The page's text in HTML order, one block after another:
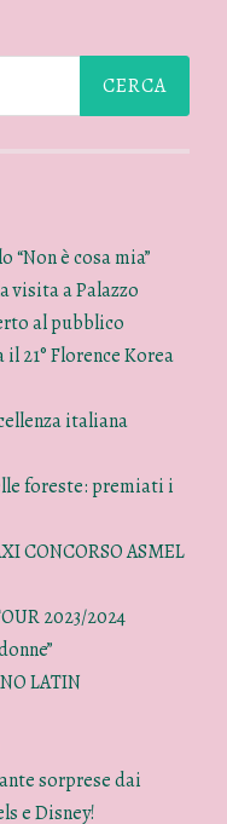
è cosa mia”
visita a Palazzo
al pubblico
21° Florence Korea
italiana
foreste: premiati i
CONCORSO ASMEL
2023/2024
LATIN
sorprese dai
e Disney!